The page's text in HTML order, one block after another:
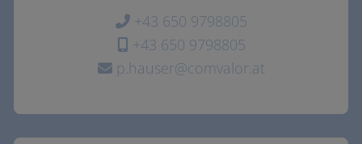
+43 650 9798805
+43 650 9798805
p.hauser@comvalor.at